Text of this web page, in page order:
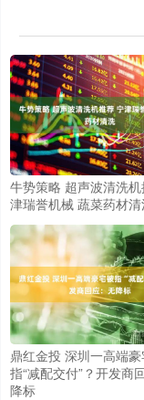
牛势策略 超声波清洗
津瑞誉机械 蔬菜药材
鼎红金投 深圳一高端
指“减配交付”？开发商
降标